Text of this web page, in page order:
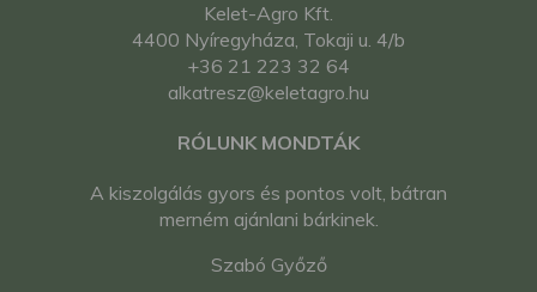
Kelet-Agro Kft.
4400 Nyíregyháza, Tokaji u. 4/b
+36 21 223 32 64
alkatresz@keletagro.hu
RÓLUNK MONDTÁK
A kiszolgálás gyors és pontos volt, bátran
merném ajánlani bárkinek.
Szabó Győző